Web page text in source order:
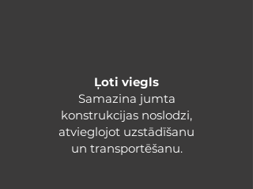
Ļoti viegls
Samazina jumta
konstrukcijas noslodzi,
atvieglojot uzstādīšanu
un transportēšanu.